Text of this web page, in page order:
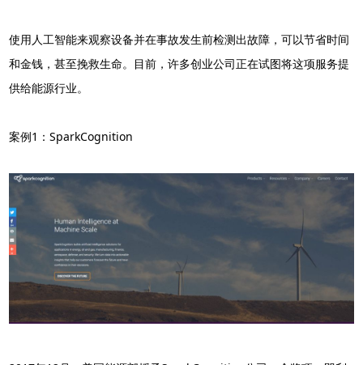
使用人工智能来观察设备并在事故发生前检测出故障，可以节省时间
和金钱，甚至挽救生命。目前，许多创业公司正在试图将这项服务提
供给能源行业。
案例1：SparkCognition